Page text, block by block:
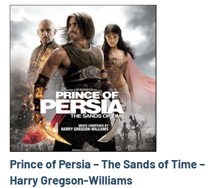
Prince of Persia – The Sands of Time –
Harry Gregson-Williams